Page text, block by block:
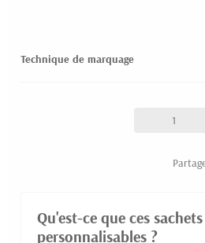
Technique de marquage
Qu'est-ce que ces
personnalisables ?